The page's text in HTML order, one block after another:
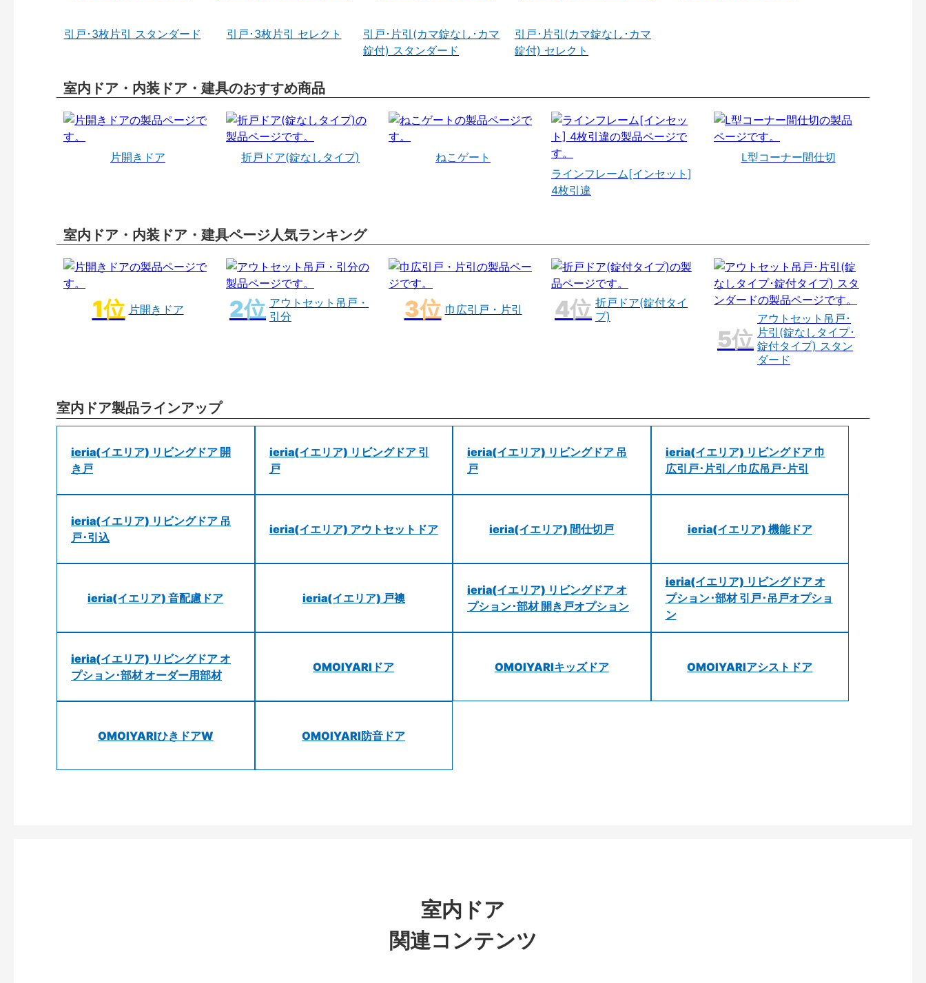
引戸･3枚片引 スタンダード 引戸･3枚片引 セレクト
引戸･片引(カマ錠なし･カマ
錠付) スタンダード
引戸･片引(カマ錠なし･カマ
錠付) セレクト
室内ドア・内装ドア・建具のおすすめ商品
片開きドア 折戸ドア(錠なしタイプ)
ねこゲート
ラインフレーム[インセット]
4枚引違
L型コーナー間仕切
室内ドア・内装ドア・建具ページ人気ランキング
片開きドア
アウトセット吊戸・
引分
巾広引戸・片引
折戸ドア(錠付タイ
プ)
アウトセット吊戸･
片引(錠なしタイプ･
錠付タイプ) スタン
ダード
室内ドア製品ラインアップ
ieria(イエリア) リビングドア 開
き戸
ieria(イエリア) リビングドア 引
戸
ieria(イエリア) リビングドア 吊
戸
ieria(イエリア) リビングドア 巾
広引戸･片引／巾広吊戸･片引
ieria(イエリア) リビングドア 吊
戸･引込
ieria(イエリア) アウトセットドア ieria(イエリア) 間仕切戸 ieria(イエリア) 機能ドア
ieria(イエリア) 音配慮ドア ieria(イエリア) 戸襖
ieria(イエリア) リビングドア オ
プション･部材 開き戸オプション
ieria(イエリア) リビングドア オ
プション･部材 引戸･吊戸オプショ
ン
ieria(イエリア) リビングドア オ
プション･部材 オーダー用部材
OMOIYARIドア OMOIYARIキッズドア OMOIYARIアシストドア
OMOIYARIひきドアW OMOIYARI防音ドア
室内ドア
関連コンテンツ